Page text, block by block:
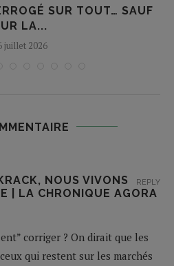
SUR TOUT… SAUF
LA...
juillet 2026
NOUS VIVONS
| LA CHRONIQUE AGORA
corriger ? On dirait que les
qui restent sur les marchés
REPLY